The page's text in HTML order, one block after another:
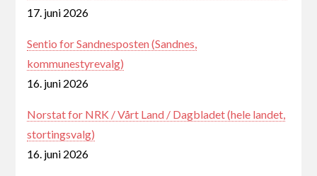
17. juni 2026
Sentio for Sandnesposten (Sandnes,
kommunestyrevalg)
16. juni 2026
Norstat for NRK / Vårt Land / Dagbladet (hele landet,
stortingsvalg)
16. juni 2026